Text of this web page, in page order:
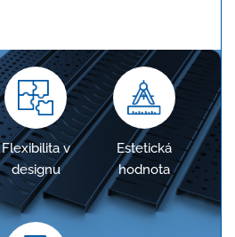
Flexibilita v
designu
Estetická
hodnota